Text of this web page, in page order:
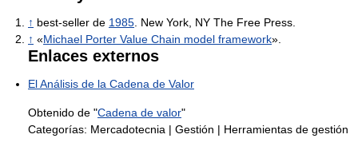
↑ best-seller de 1985 . New York, NY The Free Press.
↑ «Michael Porter Value Chain model framework».
Enlaces externos
El Análisis de la Cadena de Valor
Obtenido de "Cadena de valor"
Categorías: Mercadotecnia | Gestión | Herramientas de gestión